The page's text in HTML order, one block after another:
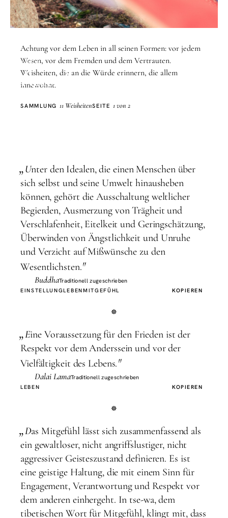
Thema
Respekt
Achtung vor dem Leben in all seinen Formen: vor jedem
Wesen, vor dem Fremden und dem Vertrauten.
Weisheiten, die an die Würde erinnern, die allem
innewohnt.
SAMMLUNG 11 WeisheitenSEITE 1 von 2
„Unter den Idealen, die einen Menschen über
sich selbst und seine Umwelt hinausheben
können, gehört die Ausschaltung weltlicher
Begierden, Ausmerzung von Trägheit und
Verschlafenheit, Eitelkeit und Geringschätzung,
Überwinden von Ängstlichkeit und Unruhe
und Verzicht auf Mißwünsche zu den
Wesentlichsten."
BuddhaTraditionell zugeschrieben
EINSTELLUNGLEBENMITGEFÜHL KOPIEREN
„Eine Voraussetzung für den Frieden ist der
Respekt vor dem Anderssein und vor der
Vielfältigkeit des Lebens."
Dalai LamaTraditionell zugeschrieben
LEBEN
KOPIEREN
„Das Mitgefühl lässt sich zusammenfassend als
ein gewaltloser, nicht angriffslustiger, nicht
aggressiver Geisteszustand definieren. Es ist
eine geistige Haltung, die mit einem Sinn für
Engagement, Verantwortung und Respekt vor
dem anderen einhergeht. In tse-wa, dem
tibetischen Wort für Mitgefühl, klingt mit, dass